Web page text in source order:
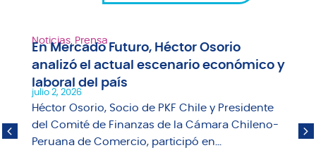
Noticias, Prensa
En Mercado Futuro, Héctor Osorio
analizó el actual escenario económico y
laboral del país
julio 2, 2026
Héctor Osorio, Socio de PKF Chile y Presidente
del Comité de Finanzas de la Cámara Chileno-
Peruana de Comercio, participó en...